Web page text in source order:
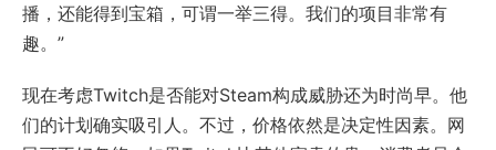
播，还能得到宝箱，可谓一举三得。我们的项目非常有
趣。”
现在考虑Twitch是否能对Steam构成威胁还为时尚早。他
们的计划确实吸引人。不过，价格依然是决定性因素。网